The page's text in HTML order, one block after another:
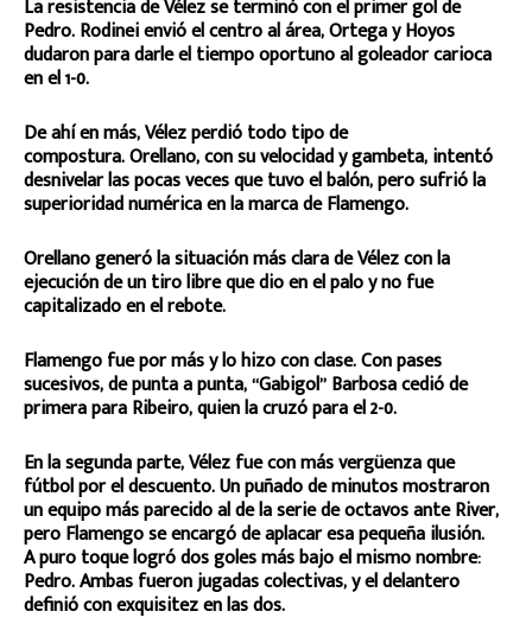
La resistencia de Vélez se terminó con el primer gol de
Pedro. Rodinei envió el centro al área, Ortega y Hoyos
dudaron para darle el tiempo oportuno al goleador carioca
en el 1-0.
De ahí en más, Vélez perdió todo tipo de
compostura. Orellano, con su velocidad y gambeta, intentó
desnivelar las pocas veces que tuvo el balón, pero sufrió la
superioridad numérica en la marca de Flamengo.
Orellano generó la situación más clara de Vélez con la
ejecución de un tiro libre que dio en el palo y no fue
capitalizado en el rebote.
Flamengo fue por más y lo hizo con clase. Con pases
sucesivos, de punta a punta, “Gabigol” Barbosa cedió de
primera para Ribeiro, quien la cruzó para el 2-0.
En la segunda parte, Vélez fue con más vergüenza que
fútbol por el descuento. Un puñado de minutos mostraron
un equipo más parecido al de la serie de octavos ante River,
pero Flamengo se encargó de aplacar esa pequeña ilusión.
A puro toque logró dos goles más bajo el mismo nombre:
Pedro. Ambas fueron jugadas colectivas, y el delantero
definió con exquisitez en las dos.